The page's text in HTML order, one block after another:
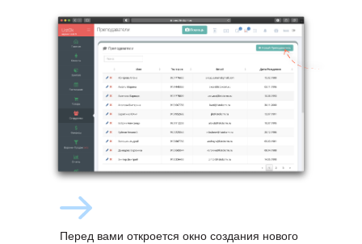
Перед вами откроется окно создания нового